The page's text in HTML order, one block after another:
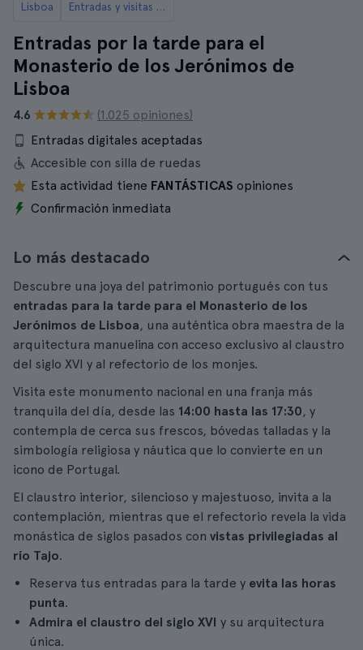
Lisboa Entradas y visitas al Monasterio de los Jerónimos de Lisboa
Entradas por la tarde para el
Monasterio de los Jerónimos de
Lisboa
4.6
(1.025 opiniones)
Entradas digitales aceptadas
Accesible con silla de ruedas
Esta actividad tiene FANTÁSTICAS opiniones
Confirmación inmediata
Lo más destacado
Descubre una joya del patrimonio portugués con tus
entradas para la tarde para el Monasterio de los
Jerónimos de Lisboa, una auténtica obra maestra de la
arquitectura manuelina con acceso exclusivo al claustro
del siglo XVI y al refectorio de los monjes.
Visita este monumento nacional en una franja más
tranquila del día, desde las 14:00 hasta las 17:30, y
contempla de cerca sus frescos, bóvedas talladas y la
simbología religiosa y náutica que lo convierte en un
icono de Portugal.
El claustro interior, silencioso y majestuoso, invita a la
contemplación, mientras que el refectorio revela la vida
monástica de siglos pasados con vistas privilegiadas al
río Tajo.
Reserva tus entradas para la tarde y evita las horas
punta.
Admira el claustro del siglo XVI y su arquitectura
única.